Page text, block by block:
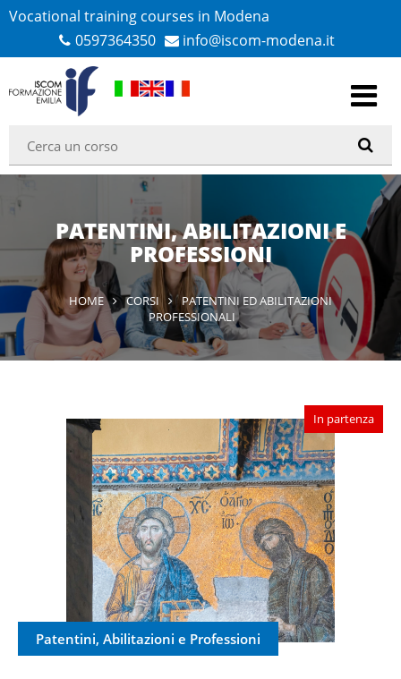
Vocational training courses in Modena
0597364350
info@iscom-modena.it
PATENTINI, ABILITAZIONI E
PROFESSIONI
HOME CORSI
PATENTINI ED ABILITAZIONI
PROFESSIONALI
In partenza
Patentini, Abilitazioni e Professioni